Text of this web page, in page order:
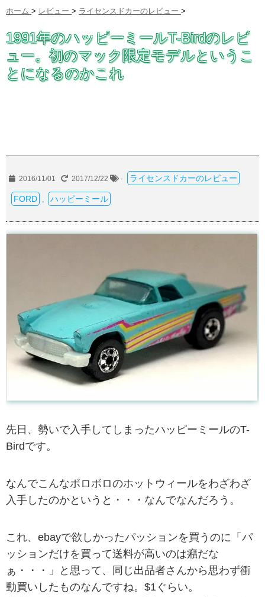
ホーム > レビュー > ライセンスドカーのレビュー >
1991年のハッピーミールT-Birdのレビ
ュー。初のマック限定モデルというこ
とになるのかこれ
2016/11/01 2017/12/22 - ライセンスドカーのレビュー
FORD ハッピーミール
先日、勢いで入手してしまったハッピーミールのT-
Birdです。
なんでこんなボロボロのホットウィールをわざわざ
入手したのかというと・・・なんでなんだろう。
これ、ebayで欲しかったパッションを買うのに「パ
ッションだけを買って送料が高いのは癪だな
ぁ・・・」と思って、同じ出品者さんから思わず衝
動買いしたものなんですね。$1ぐらい。